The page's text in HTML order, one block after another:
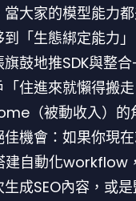
大家的模型能力
「生態綁定能力
鼓地推SDK與整
住進來就懶得搬走
（被動收入）的
機會：如果你現
建自動化workflow
成SEO內容，或